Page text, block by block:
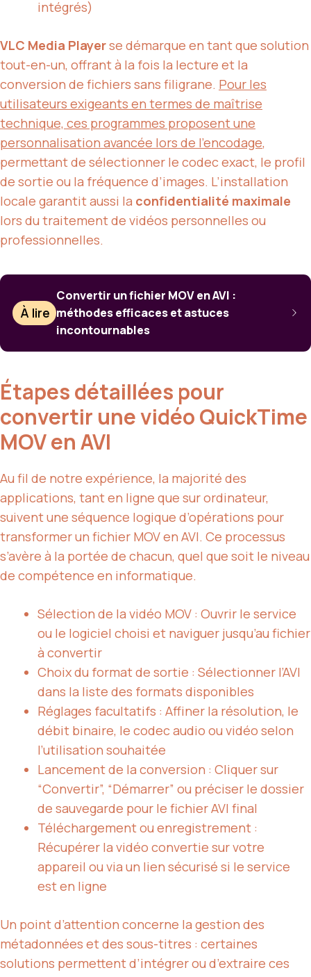
intégrés)
VLC Media Playerse démarque en tant que solution
tout-en-un, offrant à la fois la lecture et la
conversion de fichiers sans filigrane. Pour les
utilisateurs exigeants en termes de maîtrise
technique, ces programmes proposent une
personnalisation avancée lors de l’encodage,
permettant de sélectionner le codec exact, le profil
de sortie ou la fréquence d’images. L’installation
locale garantit aussi la confidentialité maximale
lors du traitement de vidéos personnelles ou
professionnelles.
À lire
Convertir un fichier MOV en AVI :
méthodes efficaces et astuces
incontournables
Étapes détaillées pour
convertir une vidéo QuickTime
MOV en AVI
Au fil de notre expérience, la majorité des
applications, tant en ligne que sur ordinateur,
suivent une séquence logique d’opérations pour
transformer un fichier MOV en AVI. Ce processus
s’avère à la portée de chacun, quel que soit le niveau
de compétence en informatique.
Sélection de la vidéo MOV : Ouvrir le service
ou le logiciel choisi et naviguer jusqu’au fichier
à convertir
Choix du format de sortie : Sélectionner l’AVI
dans la liste des formats disponibles
Réglages facultatifs : Affiner la résolution, le
débit binaire, le codec audio ou vidéo selon
l’utilisation souhaitée
Lancement de la conversion : Cliquer sur
“Convertir”, “Démarrer” ou préciser le dossier
de sauvegarde pour le fichier AVI final
Téléchargement ou enregistrement :
Récupérer la vidéo convertie sur votre
appareil ou via un lien sécurisé si le service
est en ligne
Un point d’attention concerne la gestion des
métadonnées et des sous-titres : certaines
solutions permettent d’intégrer ou d’extraire ces